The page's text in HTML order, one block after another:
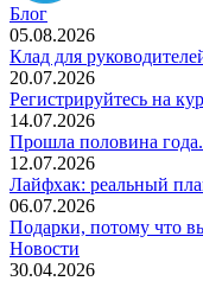
Блог
05.08.2026
Клад для
20.07.2026
Регистрируйтесь на
14.07.2026
Прошла половина
12.07.2026
Лайфхак: реальный
06.07.2026
Подарки, потому что
Новости
30.04.2026